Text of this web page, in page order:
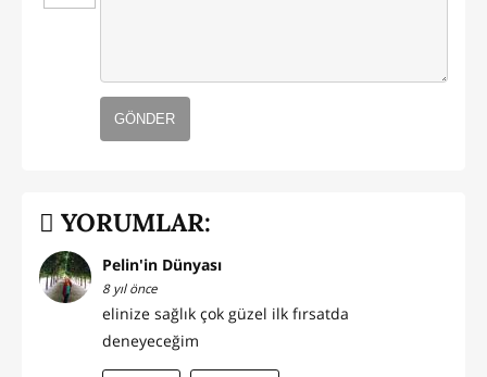
GÖNDER
YORUMLAR:
Pelin'in Dünyası
8 yıl önce
elinize sağlık çok güzel ilk fırsatda
deneyeceğim